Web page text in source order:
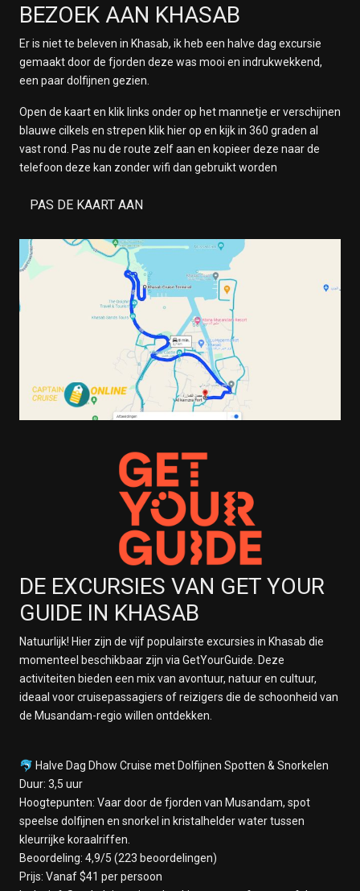
BEZOEK AAN KHASAB
Er is niet te beleven in Khasab, ik heb een halve dag excursie
gemaakt door de fjorden deze was mooi en indrukwekkend,
een paar dolfijnen gezien.
Open de kaart en klik links onder op het mannetje er verschijnen
blauwe cilkels en strepen klik hier op en kijk in 360 graden al
vast rond. Pas nu de route zelf aan en kopieer deze naar de
telefoon deze kan zonder wifi dan gebruikt worden
PAS DE KAART AAN
DE EXCURSIES VAN GET YOUR
GUIDE IN KHASAB
Natuurlijk! Hier zijn de vijf populairste excursies in Khasab die
momenteel beschikbaar zijn via GetYourGuide. Deze
activiteiten bieden een mix van avontuur, natuur en cultuur,
ideaal voor cruisepassagiers of reizigers die de schoonheid van
de Musandam-regio willen ontdekken.
🐬 Halve Dag Dhow Cruise met Dolfijnen Spotten & Snorkelen
Duur: 3,5 uur
Hoogtepunten: Vaar door de fjorden van Musandam, spot
speelse dolfijnen en snorkel in kristalhelder water tussen
kleurrijke koraalriffen.
Beoordeling: 4,9/5 (223 beoordelingen)
Prijs: Vanaf $41 per persoon